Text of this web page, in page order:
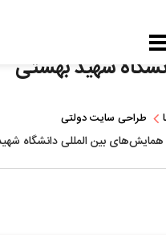
همایش‌های بین
شهید بهشتی
طراحی سایت دولتی
همایش‌های بین المللی دانشگاه